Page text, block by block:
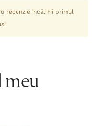
recenzie încă. Fii primul
meu